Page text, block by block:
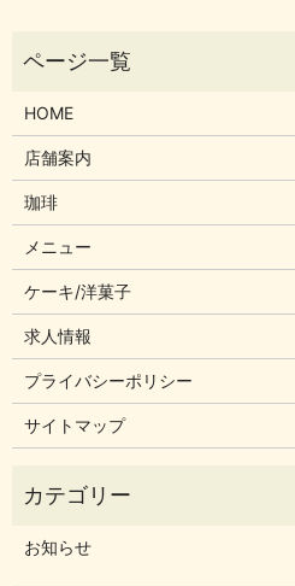
HOME
店舗案内
珈琲
メニュー
ケーキ/洋菓子
求人情報
プライバシーポリシー
サイトマップ
お知らせ